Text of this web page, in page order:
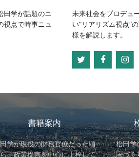
田学が話題のニ
視点で時事ニュ
未来社会をプロデュ
い”リアリズム視点”
様を解説します。
書籍案内
学が現役の財務官僚だった頃
、政策提言を中心に上梓して
松田学
国づく